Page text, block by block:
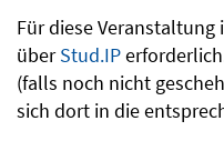
Für diese
überStud.IP
(falls noch nicht
sich dort in die